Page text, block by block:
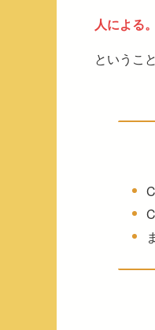
人による
というこ